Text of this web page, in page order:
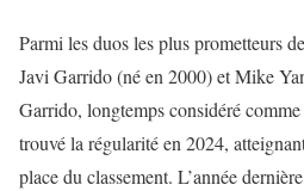
Parmi les duos les plus prometteurs
Javi Garrido (né en 2000) et Mike
Garrido, longtemps considéré
trouvé la régularité en 2024,
place du classement. L’année